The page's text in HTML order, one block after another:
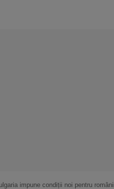
impune condiții noi pentru